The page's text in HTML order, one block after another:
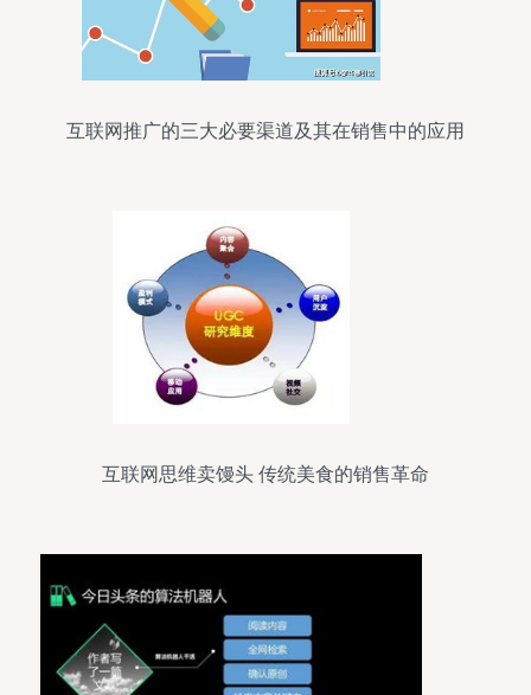
互联网推广的三大必要渠道及其在销售中的应用
互联网思维卖馒头 传统美食的销售革命